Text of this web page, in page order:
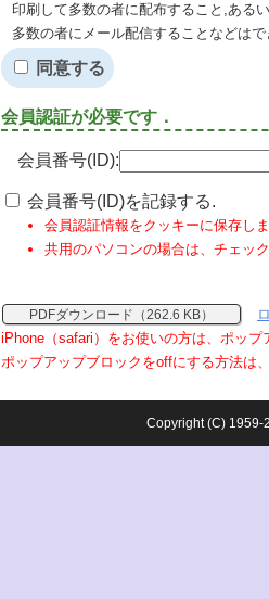
印刷して多数の者に配布すること,あるい
多数の者にメール配信することなどはで
同意する
会員認証が必要です．
会員番号(ID):
会員番号(ID)を記録する.
会員認証情報をクッキーに保存し
共用のパソコンの場合は、チェッ
PDFダウンロード（262.6 KB）
iPhone（safari）をお使いの方は、ポップ
ポップアップブロックをoffにする方法は、
Copyright (C) 1959-